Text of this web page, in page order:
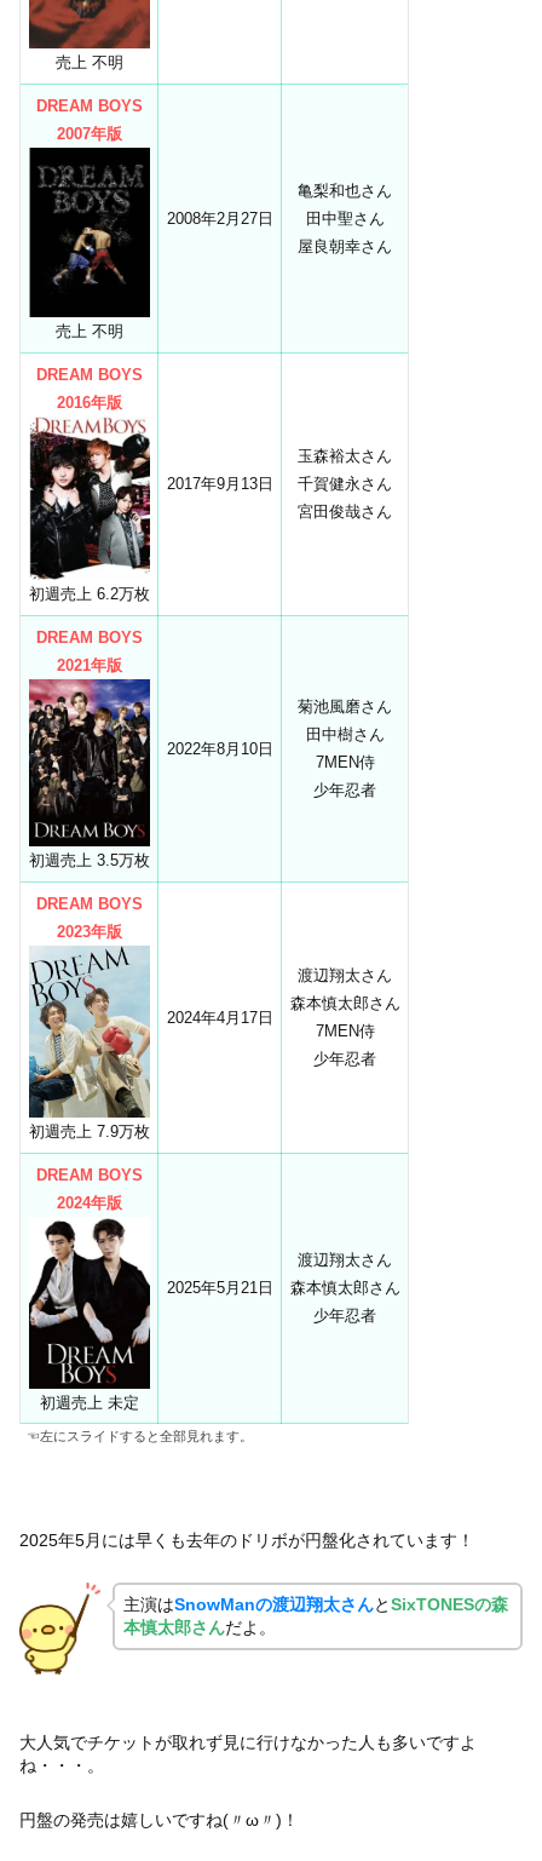
売上 不明
DREAM BOYS
2007年版
売上 不明
2008年2月27日
亀梨和也さん
田中聖さん
屋良朝幸さん
DREAM BOYS
2016年版
初週売上 6.2万枚
2017年9月13日
玉森裕太さん
千賀健永さん
宮田俊哉さん
DREAM BOYS
2021年版
初週売上 3.5万枚
2022年8月10日
菊池風磨さん
田中樹さん
7MEN侍
少年忍者
DREAM BOYS
2023年版
初週売上 7.9万枚
2024年4月17日
渡辺翔太さん
森本慎太郎さん
7MEN侍
少年忍者
DREAM BOYS
2024年版
初週売上 未定
2025年5月21日
渡辺翔太さん
森本慎太郎さん
少年忍者
☜左にスライドすると全部見れます。
2025年5月には早くも去年のドリボが円盤化されています！
主演はSnowManの渡辺翔太さんとSixTONESの森
本慎太郎さんだよ。
大人気でチケットが取れず見に行けなかった人も多いですよ
ね・・・。
円盤の発売は嬉しいですね(〃ω〃)！